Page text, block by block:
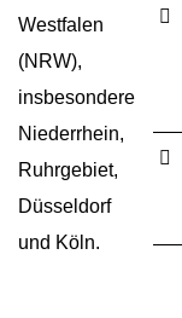
Westfalen
(NRW),
insbesondere
Niederrhein,
Ruhrgebiet,
Düsseldorf
und Köln.